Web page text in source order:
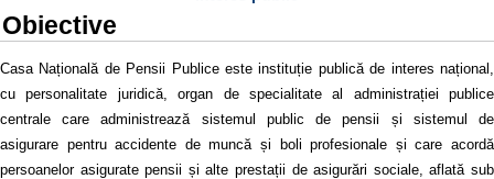
Obiective
Casa Națională de Pensii Publice este instituție publică de interes național,
cu personalitate juridică, organ de specialitate al administrației publice
centrale care administrează sistemul public de pensii și sistemul de
asigurare pentru accidente de muncă și boli profesionale și care acordă
persoanelor asigurate pensii și alte prestații de asigurări sociale, aflată sub